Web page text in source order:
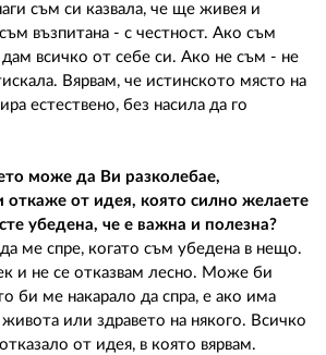
съм си казвала, че ще живея и
възпитана - с честност. Ако съм
всичко от себе си. Ако не съм - не
Вярвам, че истинското място на
естествено, без насила да го
може да Ви разколебае,
от идея, която силно желаете
убедена, че е важна и полезна?
ме спре, когато съм убедена в нещо.
и не се отказвам лесно. Може би
би ме накарало да спра, е ако има
живота или здравето на някого. Всичко
от идея, в която вярвам.